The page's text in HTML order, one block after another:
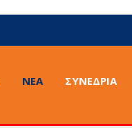
ΝΈΑ ΣΥΝΈΔΡΙΑ